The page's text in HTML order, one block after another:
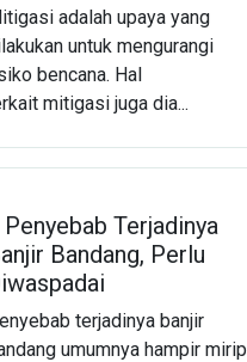
adalah upaya yang
untuk mengurangi
bencana. Hal
mitigasi juga dia...
Penyebab Terjadinya
Bandang, Perlu
terjadinya banjir
umumnya hampir mirip